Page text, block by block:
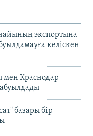
экспортына
келіскен
мен Краснодар
базары бір